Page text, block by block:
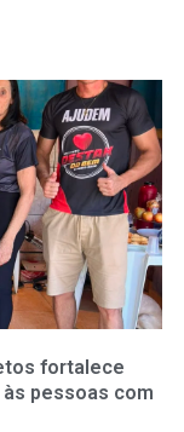
fortalece
pessoas com